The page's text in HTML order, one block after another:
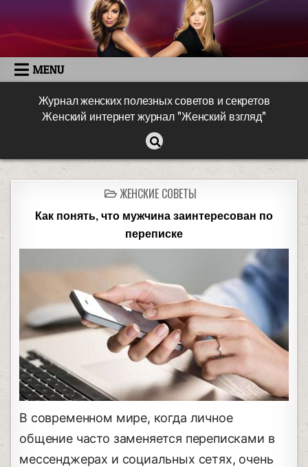
MENU
Журнал женских полезных советов и секретов
Женский интернет журнал "Женский взгляд"
ЖЕНСКИЕ СОВЕТЫ
Как понять, что мужчина заинтересован по
переписке
В современном мире, когда личное
общение часто заменяется переписками в
мессенджерах и социальных сетях, очень